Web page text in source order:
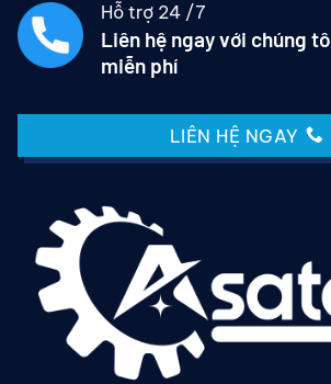
Hỗ trợ 24 /7
Liên hệ ngay với chúng
miễn phí
LIÊN HỆ NGAY